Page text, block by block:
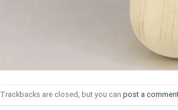
Trackbacks are closed, but you can post a